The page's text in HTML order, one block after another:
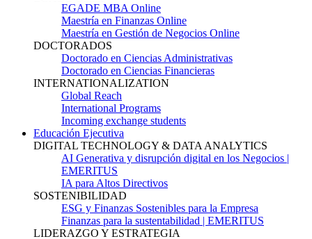
EGADE MBA Online
Maestría en Finanzas Online
Maestría en Gestión de Negocios Online
DOCTORADOS
Doctorado en Ciencias Administrativas
Doctorado en Ciencias Financieras
INTERNATIONALIZATION
Global Reach
International Programs
Incoming exchange students
Educación Ejecutiva
DIGITAL TECHNOLOGY & DATA ANALYTICS
AI Generativa y disrupción digital en los Negocios |
EMERITUS
IA para Altos Directivos
SOSTENIBILIDAD
ESG y Finanzas Sostenibles para la Empresa
Finanzas para la sustentabilidad | EMERITUS
LIDERAZGO Y ESTRATEGIA